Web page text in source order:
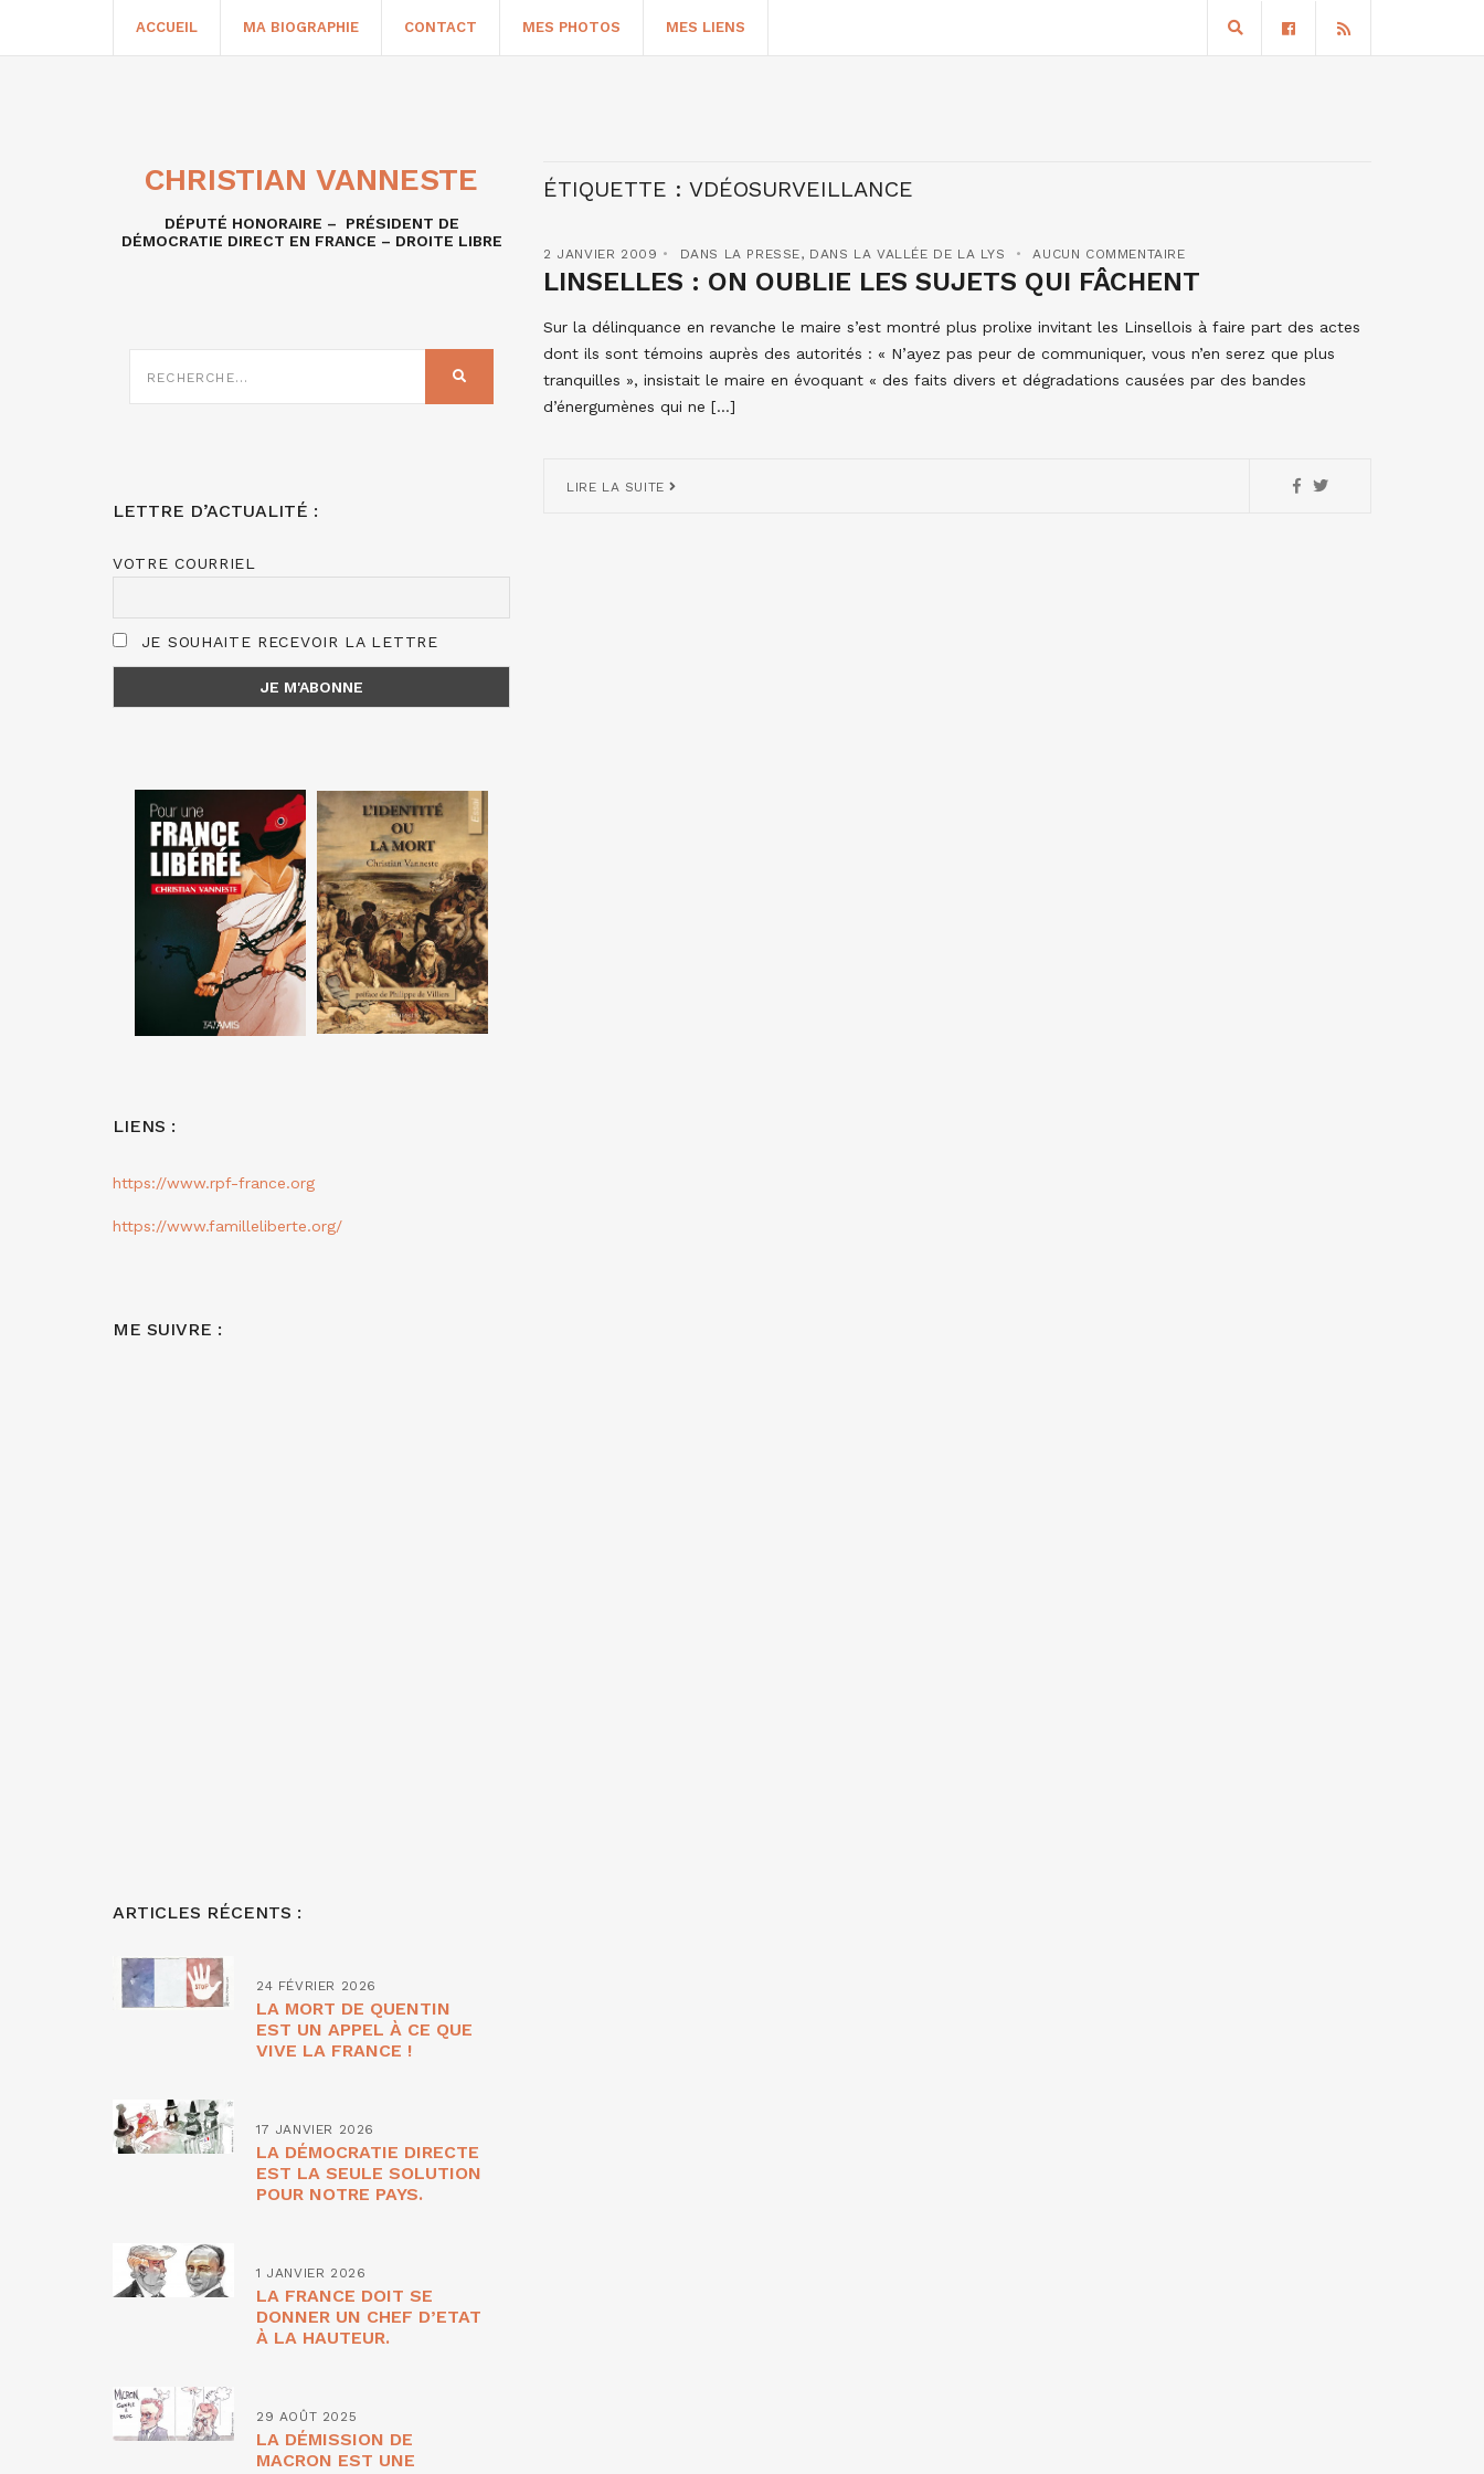
ACCUEIL MA BIOGRAPHIE CONTACT MES PHOTOS MES LIENS
ÉTIQUETTE : VDÉOSURVEILLANCE
2 JANVIER 2009 DANS LA PRESSE, DANS LA VALLÉE DE LA LYS AUCUN COMMENTAIRE
LINSELLES : ON OUBLIE LES SUJETS QUI FÂCHENT
Sur la délinquance en revanche le maire s’est montré plus prolixe invitant les Linsellois à faire part des actes
dont ils sont témoins auprès des autorités : « N’ayez pas peur de communiquer, vous n’en serez que plus
tranquilles », insistait le maire en évoquant « des faits divers et dégradations causées par des bandes
d’énergumènes qui ne […]
LIRE LA SUITE
CHRISTIAN VANNESTE
DÉPUTÉ HONORAIRE – PRÉSIDENT DE
DÉMOCRATIE DIRECT EN FRANCE – DROITE LIBRE
SUR
RECHERCHER
LETTRE D’ACTUALITÉ :
VOTRE COURRIEL
JE SOUHAITE RECEVOIR LA LETTRE
LIENS :
https://www.rpf-france.org
https://www.familleliberte.org/
ME SUIVRE :
ARTICLES RÉCENTS :
24 FÉVRIER 2026
LA MORT DE QUENTIN
EST UN APPEL À CE QUE
VIVE LA FRANCE !
17 JANVIER 2026
LA DÉMOCRATIE DIRECTE
EST LA SEULE SOLUTION
POUR NOTRE PAYS.
1 JANVIER 2026
LA FRANCE DOIT SE
DONNER UN CHEF D’ETAT
À LA HAUTEUR.
29 AOÛT 2025
LA DÉMISSION DE
MACRON EST UNE